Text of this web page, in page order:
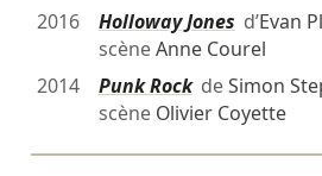
2016
Holloway Jones d’Evan
scèneAnne Courel
2014
Punk RockdeSimon
scène Olivier Coyette